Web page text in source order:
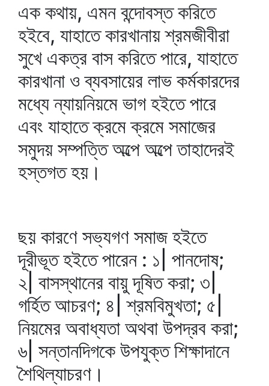
এক কথায়, এমন বন্দোবস্ত করিতে
হইবে, যাহাতে কারখানায় শ্রমজীবীরা
সুখে একত্র বাস করিতে পারে, যাহাতে
কারখানা ও ব্যবসায়ের লাভ কর্মকারদের
মধ্যে ন্যায়নিয়মে ভাগ হইতে পারে
এবং যাহাতে ক্রমে ক্রমে সমাজের
সমুদয় সম্পত্তি অল্পে অল্পে তাহাদেরই
হস্তগত হয়।
ছয় কারণে সভ্যগণ সমাজ হইতে
দূরীভূত হইতে পারেন : ১| পানদোষ;
২| বাসস্থানের বায়ু দূষিত করা; ৩|
গর্হিত আচরণ; ৪| শ্রমবিমুখতা; ৫|
নিয়মের অবাধ্যতা অথবা উপদ্রব করা;
৬| সন্তানদিগকে উপযুক্ত শিক্ষাদানে
শৈথিল্যাচরণ।